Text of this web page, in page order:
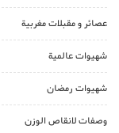
عصائر و مقبلات مغربية
شهيوات عالمية
شهيوات رمضان
وصفات لانقاص الوزن